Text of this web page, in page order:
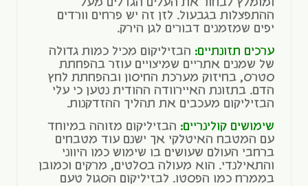
ומומלץ לבחור את העלים הגדלים מעל
ההתפצלות בגבעול. לזן זה יש פרחים וורדים
יפים שמזמנים דבורים לגן הירק.
ערכים תזונתיים: הבזיליקום מכיל כמות גדולה
של שמנים אתריים שמיצויים עוזר בהפחתת
סטרס, בחיזוק מערכת החיסון ובהפחתת לחץ
הדם. בתזונת האיירוודה ההודית נטען כי עלי
הבזיליקום מעכבים את תהליך ההזדקנות.
שימושים קולינריים: הבזיליקום מזוהה במיוחד
עם המטבח האיטלקי אך ישנם עוד מטבחים
ברחבי העולם שעושים בו שימוש כמו היווני
והתאילנדי. הוא מעולה בסלטים, מרקים וכמובן
בממרח כמו הפסטו. לבזיליקום הסגול טעם